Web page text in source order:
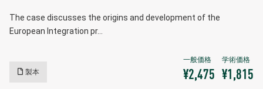
The case discusses the origins and development of the
European Integration pr…
製本 ¥2,475 ¥1,815